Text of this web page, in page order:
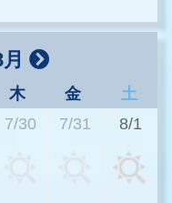
木 金
土
7/30 7/31 8/1